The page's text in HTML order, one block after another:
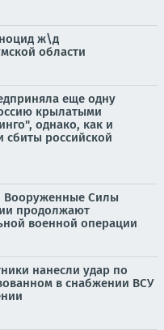
ж\д
области
еще одну
крылатыми
однако, как и
сбиты российской
Силы
продолжают
военной операции
нанесли удар по
в снабжении ВСУ